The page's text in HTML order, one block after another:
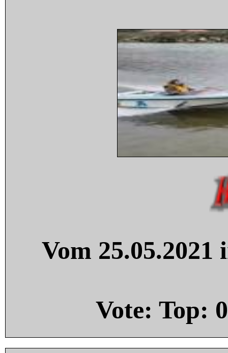
Vom
Vote: Top: 0